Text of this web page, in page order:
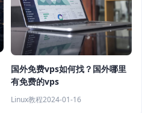
国外免费vps如何找？国外哪里
有免费的vps
Linux教程2024-01-16